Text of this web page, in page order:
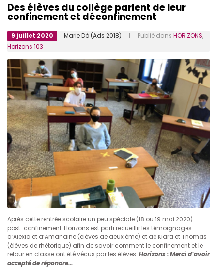
Des élèves du collège parlent de leur
confinement et déconfinement
9 juillet 2020 Marie Dô (Ads 2018) | Publié dans HORIZONS,
Horizons 103
Après cette rentrée scolaire un peu spéciale (18 ou 19 mai 2020)
post-confinement, Horizons est parti recueillir les témoignages
d’Alexia et d’Amandine (élèves de deuxième) et de Klara et Thomas
(élèves de rhétorique) afin de savoir comment le confinement et le
retour en classe ont été vécus par les élèves. Horizons :Merci d’avoir
accepté de répondre...